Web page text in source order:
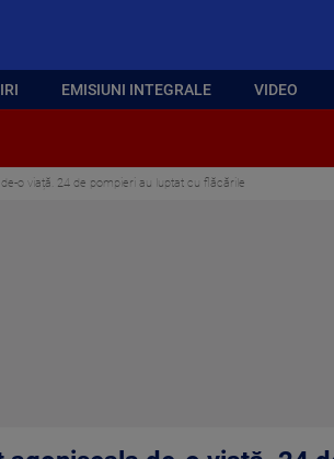
EMISIUNI INTEGRALE VIDEO
o viață. 24 de pompieri au luptat cu flăcările